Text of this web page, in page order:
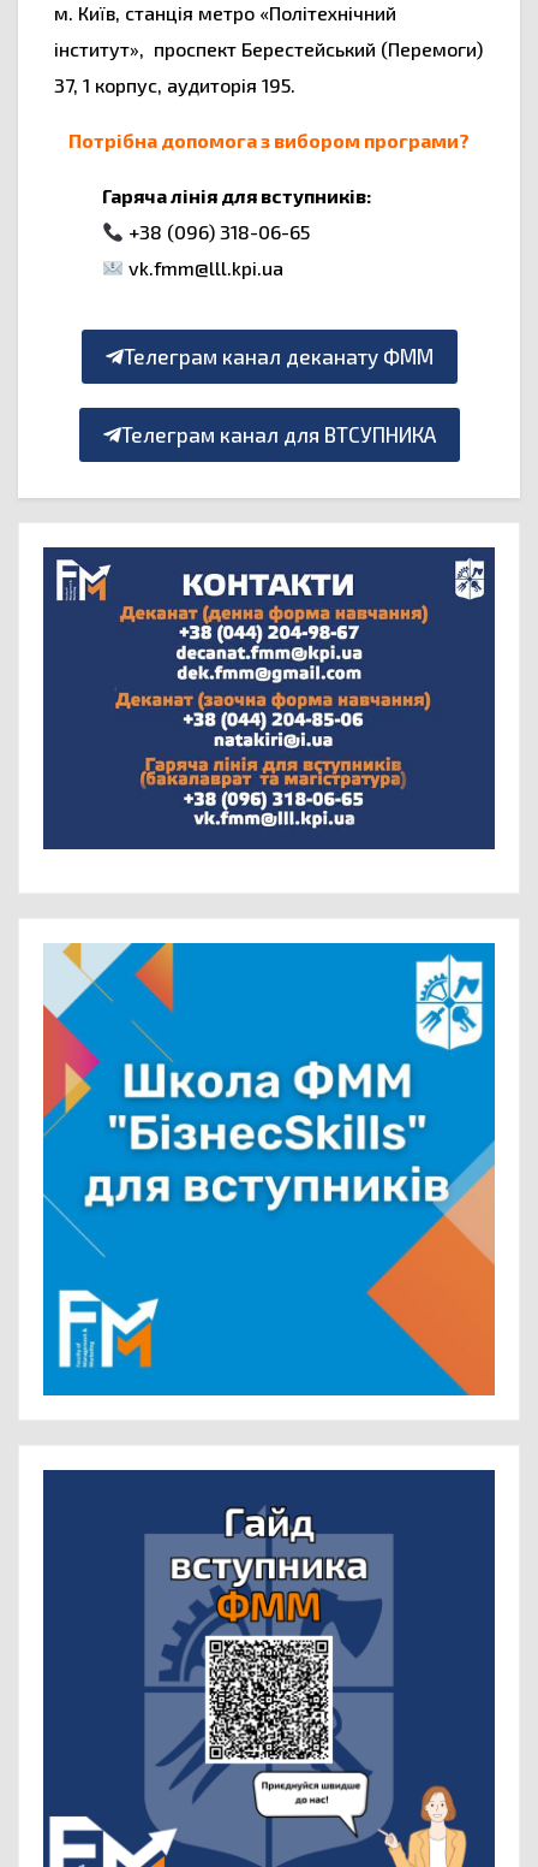
м. Київ, станція метро «Політехнічний
інститут», проспект Берестейський (Перемоги)
37, 1 корпус, аудиторія 195.
Потрібна допомога з вибором програми?
Гаряча лінія для вступників:
+38 (096) 318-06-65
vk.fmm@lll.kpi.ua
Телеграм канал деканату ФММ
Телеграм канал для ВТСУПНИКА